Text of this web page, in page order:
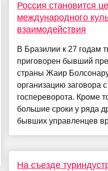
Россия становится
международного
взаимодействия
В Бразилии к 27 годам
приговорен бывший
страны Жаир
организацию заговора
госпереворота. Кроме
большие сроки у ряда
бывших управленцев
На съезде